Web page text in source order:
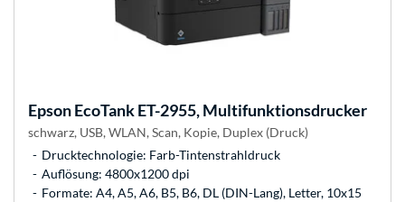
EpsonEcoTank ET-2955, Multifunktionsdrucker
schwarz, USB, WLAN, Scan, Kopie, Duplex (Druck)
Drucktechnologie: Farb-Tintenstrahldruck
Auflösung: 4800x1200 dpi
Formate: A4, A5, A6, B5, B6, DL (DIN-Lang), Letter, 10x15